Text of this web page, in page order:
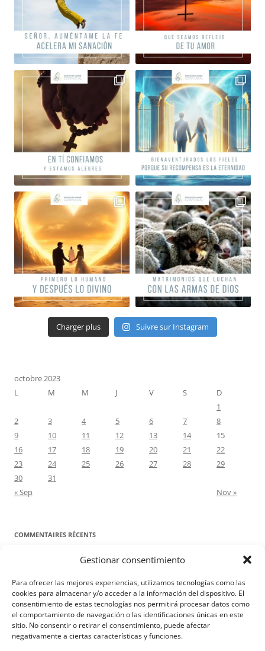
Gestionar consentimiento
Para ofrecer las mejores experiencias, utilizamos tecnologías como las
cookies para almacenar y/o acceder a la información del dispositivo. El
consentimiento de estas tecnologías nos permitirá procesar datos como
el comportamiento de navegación o las identificaciones únicas en este
sitio. No consentir o retirar el consentimiento, puede afectar
negativamente a ciertas características y funciones.
Charger plus Suivre sur Instagram
octobre 2023
L
M M J V S
D
1
2
3 4 5 6 7
8
9
10 11 12 13 14
15
16
17 18 19 20 21
22
23
24 25 26 27 28
29
30
31
« Sep
Nov »
COMMENTAIRES RÉCENTS
Proyecto Amor ConyugaldansContre toute attente. Commentaire
pour les époux : Luc 12, 8-12
Manuel MirallesdansContre toute attente. Commentaire pour les
époux : Luc 12, 8-12